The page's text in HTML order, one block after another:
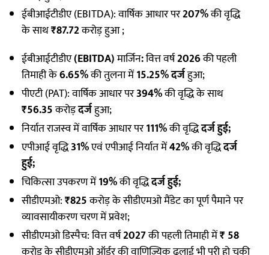
ईबीआईटीडीए (EBITDA): वार्षिक आधार पर207%की वृद्धि
के साथ₹87.72करोड़ हुआ ;
ईबीआईटीडीए(EBITDA)मार्जिन:वित्त वर्ष2026की पहली
तिमाही के6.65%की तुलना में15.25% दर्जहुआ;
पीएटी (PAT): वार्षिक आधार पर394%की वृद्धि के साथ
₹56.35करोड़दर्जहुआ;
निर्यात राजस्व में वार्षिक आधार पर111%की वृद्धिदर्ज हुई;
एपीआई वृद्धि31%एवं एपीआई निर्यात में42%की वृद्धिदर्ज
हुई;
चिकित्सा उपकरण में19%की वृद्धिदर्ज हुई;
सीडीएमओ:₹825करोड़ के सीडीएमओ मैंडेट का पूर्ण पैमाने पर
व्यावसायीकरण चरण में प्रवेश;
सीडीएमओ डिस्पैच: वित्त वर्ष2027की पहली तिमाही में₹ 58